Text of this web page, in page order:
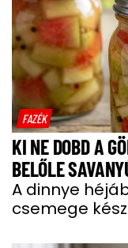
FAZÉK
KI NE DOBD A
BELŐLE
A dinnye
csemege